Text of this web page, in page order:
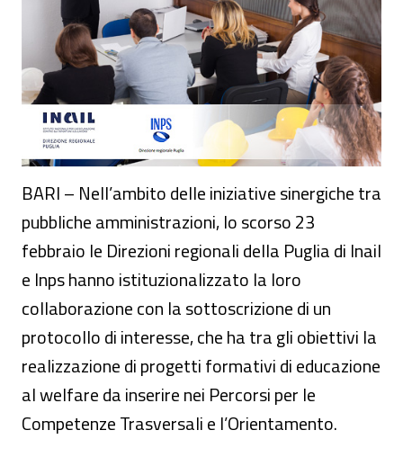
BARI – Nell’ambito delle iniziative sinergiche tra
pubbliche amministrazioni, lo scorso 23
febbraio le Direzioni regionali della Puglia di Inail
e Inps hanno istituzionalizzato la loro
collaborazione con la sottoscrizione di un
protocollo di interesse, che ha tra gli obiettivi la
realizzazione di progetti formativi di educazione
al welfare da inserire nei Percorsi per le
Competenze Trasversali e l’Orientamento.